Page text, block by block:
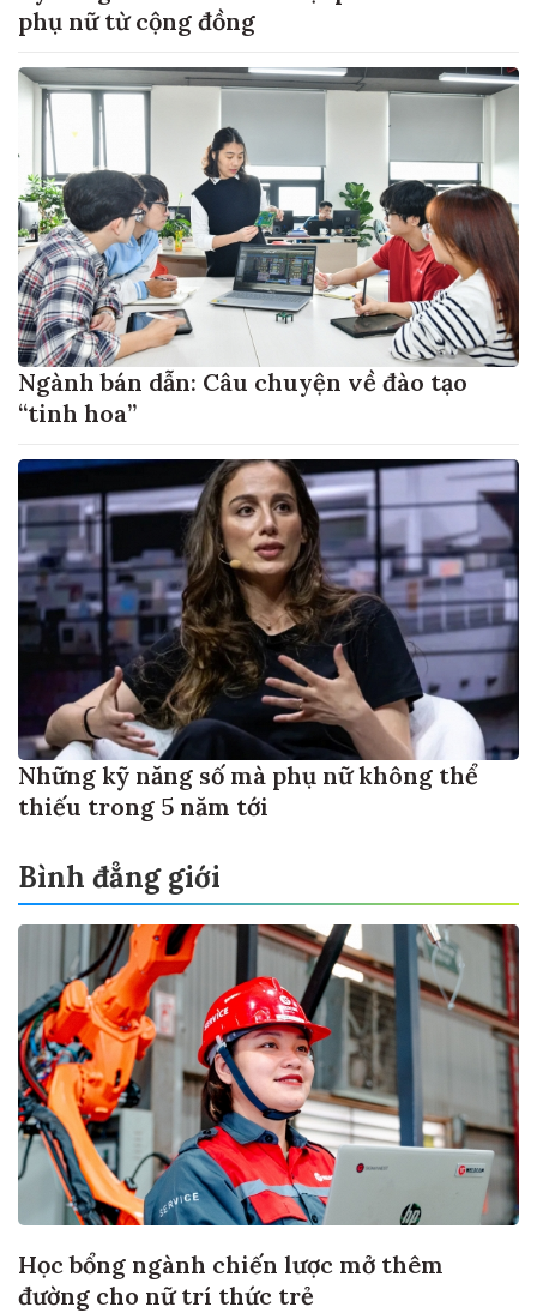
phụ nữ từ cộng đồng
Ngành bán dẫn: Câu chuyện về đào tạo
“tinh hoa”
Những kỹ năng số mà phụ nữ không thể
thiếu trong 5 năm tới
Bình đẳng giới
Học bổng ngành chiến lược mở thêm
đường cho nữ trí thức trẻ